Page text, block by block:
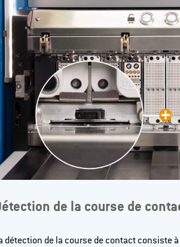
de la course de
détection de la course de contact consiste